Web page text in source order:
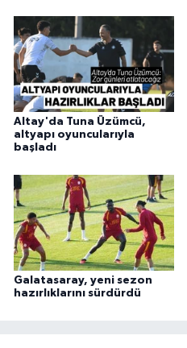
Altay'da Tuna Üzümcü,
altyapı oyuncularıyla
başladı
Galatasaray, yeni sezon
hazırlıklarını sürdürdü